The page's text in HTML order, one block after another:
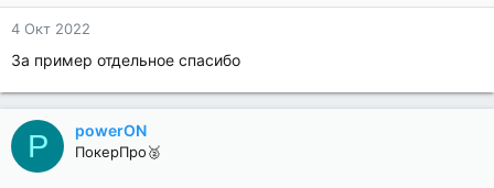
4 Окт 2022
За пример отдельное спасибо
P powerON
ПокерПро🥈